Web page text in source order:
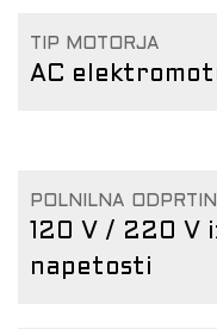
TIP MOTORJA
AC
POLNILNA
120 V / 220 V
napetosti